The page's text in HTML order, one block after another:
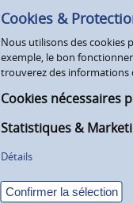
Cookies &
Nous utilisons des cookies
exemple, le bon
trouverez des
Cookies nécessaires
Statistiques &
Détails